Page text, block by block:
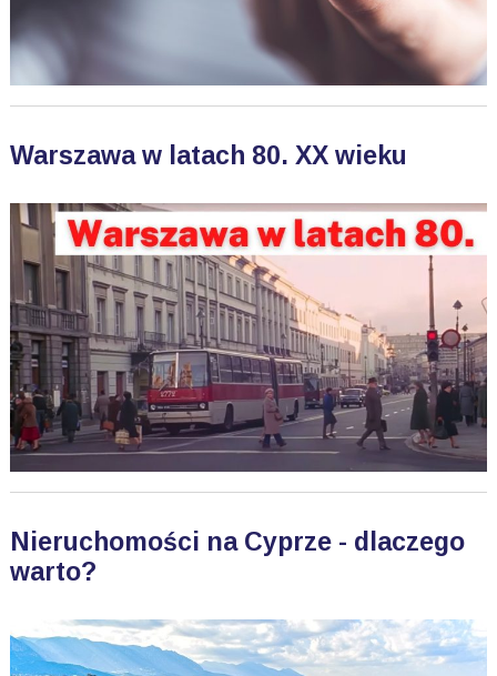
Warszawa w latach 80. XX wieku
Nieruchomości na Cyprze - dlaczego
warto?